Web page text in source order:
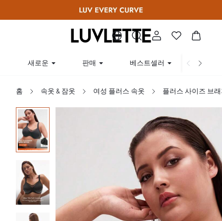
새로운 판매 베스트셀러 곡선
홈 속옷 & 잠옷 여성 플러스 속옷 플러스 사이즈 브